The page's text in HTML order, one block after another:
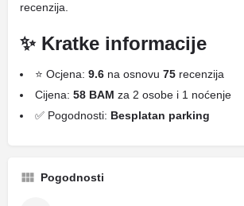
recenzija.
✨ Kratke informacije
⭐ Ocjena: 9.6 na osnovu 75 recenzija
Cijena: 58 BAM za 2 osobe i 1 noćenje
✅ Pogodnosti: Besplatan parking
Pogodnosti